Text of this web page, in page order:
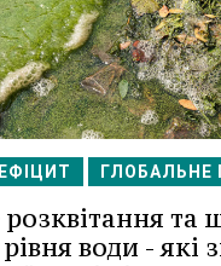
ГЛОБАЛЬНЕ
та
води - які